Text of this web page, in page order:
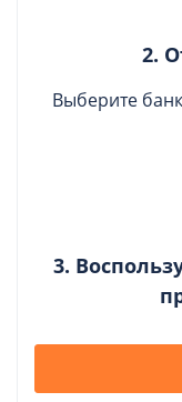
2.
Выберите
3.